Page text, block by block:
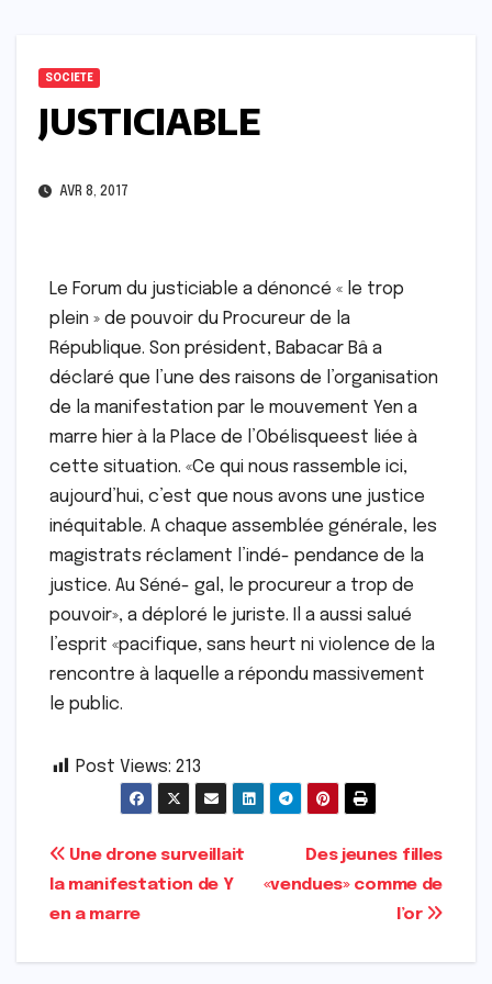
SOCIETE
JUSTICIABLE
AVR 8, 2017
Le Forum du justiciable a dénoncé « le trop
plein » de pouvoir du Procureur de la
République. Son président, Babacar Bâ a
déclaré que l’une des raisons de l’organisation
de la manifestation par le mouvement Yen a
marre hier à la Place de l’Obélisqueest liée à
cette situation. «Ce qui nous rassemble ici,
aujourd’hui, c’est que nous avons une justice
inéquitable. A chaque assemblée générale, les
magistrats réclament l’indé- pendance de la
justice. Au Séné- gal, le procureur a trop de
pouvoir», a déploré le juriste. Il a aussi salué
l’esprit «pacifique, sans heurt ni violence de la
rencontre à laquelle a répondu massivement
le public.
Post Views: 213
Navigation
de
l’article
Des jeunes filles
«vendues» comme de
l’or
Une drone surveillait
la manifestation de Y
en a marre